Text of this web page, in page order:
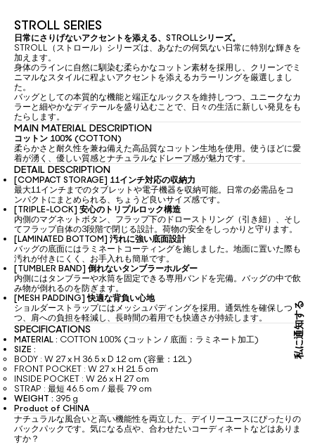
STROLL SERIES
日常にさりげないアクセントを添える、STROLLシリーズ。
STROLL（ストロール）シリーズは、あなたの何気ない日常に特別な輝きを
加えます。
身体のラインに自然に馴染む柔らかなコットン素材を採用し、クリーンでミ
ニマルなスタイルに程よいアクセントを添えるカラーリングを厳選しまし
た。
バッグとしての本質的な機能と端正なルックスを維持しつつ、ユニークなカ
ラーと細やかなディテールを盛り込むことで、日々の生活に新しい発見をも
たらします。
MAIN MATERIAL DESCRIPTION
コットン 100% (COTTON)
柔らかさと耐久性を兼ね備えた高品質なコットン生地を使用。使うほどに愛
着が湧く、優しい質感とナチュラルなドレープ感が魅力です。
DETAIL DESCRIPTION
[COMPACT STORAGE] 11インチ対応の収納力
最大11インチまでのタブレットや電子機器を収納可能。日常の必需品をコ
ンパクトにまとめられる、ちょうど良いサイズ感です。
[TRIPLE-LOCK] 安心のトリプルロック構造
内側のマグネットボタン、フラップ下のドローストリング（引き紐）、そし
てフラップ自体の3段階で閉じる設計。荷物の安全をしっかりと守ります。
[LAMINATED BOTTOM] 汚れに強い底面設計
バッグの底面にはラミネートコーティングを施しました。地面に置いた際も
汚れが付きにくく、お手入れも簡単です。
[TUMBLER BAND] 倒れないタンブラーホルダー
内側にはタンブラーや水筒を固定できる専用バンドを完備。バッグの中で飲
み物が倒れるのを防ぎます。
[MESH PADDING] 快適な背負い心地
ショルダーストラップにはメッシュパディングを採用。通気性を確保しつ
つ、肩への負担を軽減し、長時間の着用でも快適さが持続します。
SPECIFICATIONS
MATERIAL : COTTON 100% (コットン / 底面：ラミネート加工)
SIZE :
BODY : W 27 x H 36.5 x D 12 cm (容量：12L)
FRONT POCKET : W 27 x H 21.5 cm
INSIDE POCKET : W 26 x H 27 cm
STRAP : 最短 46.5 cm / 最長 79 cm
WEIGHT : 395 g
Product of CHINA
ナチュラルな風合いと高い機能性を両立した、デイリーユースにぴったりの
バックパックです。気になる点や、合わせたいコーディネートなどはありま
すか？
私に通知する